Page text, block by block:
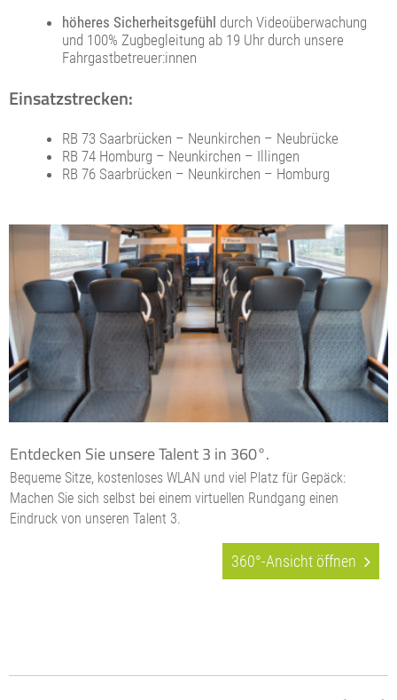
höheres Sicherheitsgefühl durch Videoüberwachung
und 100% Zugbegleitung ab 19 Uhr durch unsere
Fahrgastbetreuer:innen
Einsatzstrecken:
RB 73 Saarbrücken – Neunkirchen – Neubrücke
RB 74 Homburg – Neunkirchen – Illingen
RB 76 Saarbrücken – Neunkirchen – Homburg
Entdecken Sie unsere Talent 3 in 360°.
Bequeme Sitze, kostenloses WLAN und viel Platz für Gepäck:
Machen Sie sich selbst bei einem virtuellen Rundgang einen
Eindruck von unseren Talent 3.
360°-Ansicht öffnen